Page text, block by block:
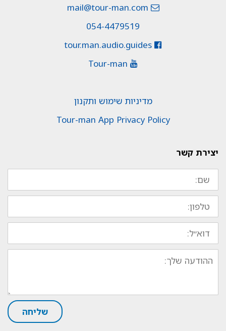
054-4479519
מדיניות שימוש ותקנון
Tour-man App Privacy Policy
יצירת קשר
שם:
טלפון:
דוא״ל:
ההודעה
שלך:
שליחה